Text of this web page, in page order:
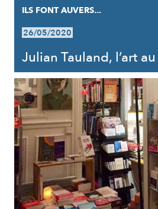
ILS FONT AUVERS...
26/05/2020
Julian Tauland, l’art